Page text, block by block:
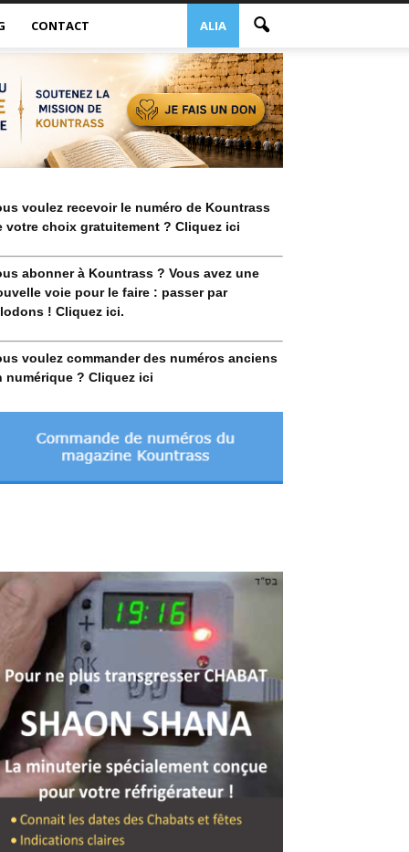
ALIA
CONTACT
voulez recevoir le numéro de Kountrass
votre choix gratuitement ? Cliquez ici
abonner à Kountrass ? Vous avez une
voie pour le faire : passer par
! Cliquez ici.
voulez commander des numéros anciens
numérique ? Cliquez ici